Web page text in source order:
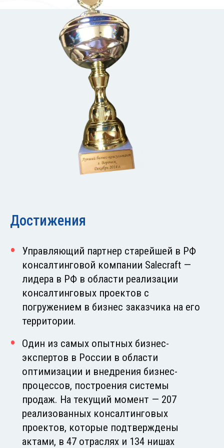
Достижения
Управляющий партнер старейшей в РФ
консалтинговой компании Salecraft —
лидера в РФ в области реализации
консалтинговых проектов с
погружением в бизнес заказчика на его
территории.
Один из самых опытных бизнес-
экспертов в России в области
оптимизации и внедрения бизнес-
процессов, построения системы
продаж. На текущий момент — 207
реализованных консалтинговых
проектов, которые подтверждены
актами, в 47 отраслях и 134 нишах